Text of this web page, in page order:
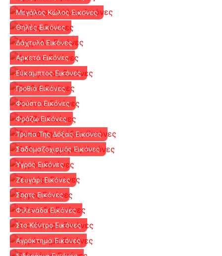
Μεγάλος Κώλος Εικόνες
Θηλές Εικόνες
Δάχτυλο Εικόνες
Αρκετά Εικόνες
Εύκαμπτος Εικόνες
Γροθιά Εικόνες
Φούστα Εικόνες
Φράζω Εικόνες
Τρύπα Της Δόξας Εικόνες
Σαδομαζοχισμός Εικόνες
Υγρός Εικόνες
Ζευγάρι Εικόνες
Σορτς Εικόνες
Φιλενάδα Εικόνες
Στο Κέντρο Εικόνες
Αγρόκτημα Εικόνες